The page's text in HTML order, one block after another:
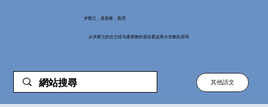
伊斯兰，基督教，真理
从伊斯兰的古兰经与基督教的圣经看这两大宗教的异同
其他語文